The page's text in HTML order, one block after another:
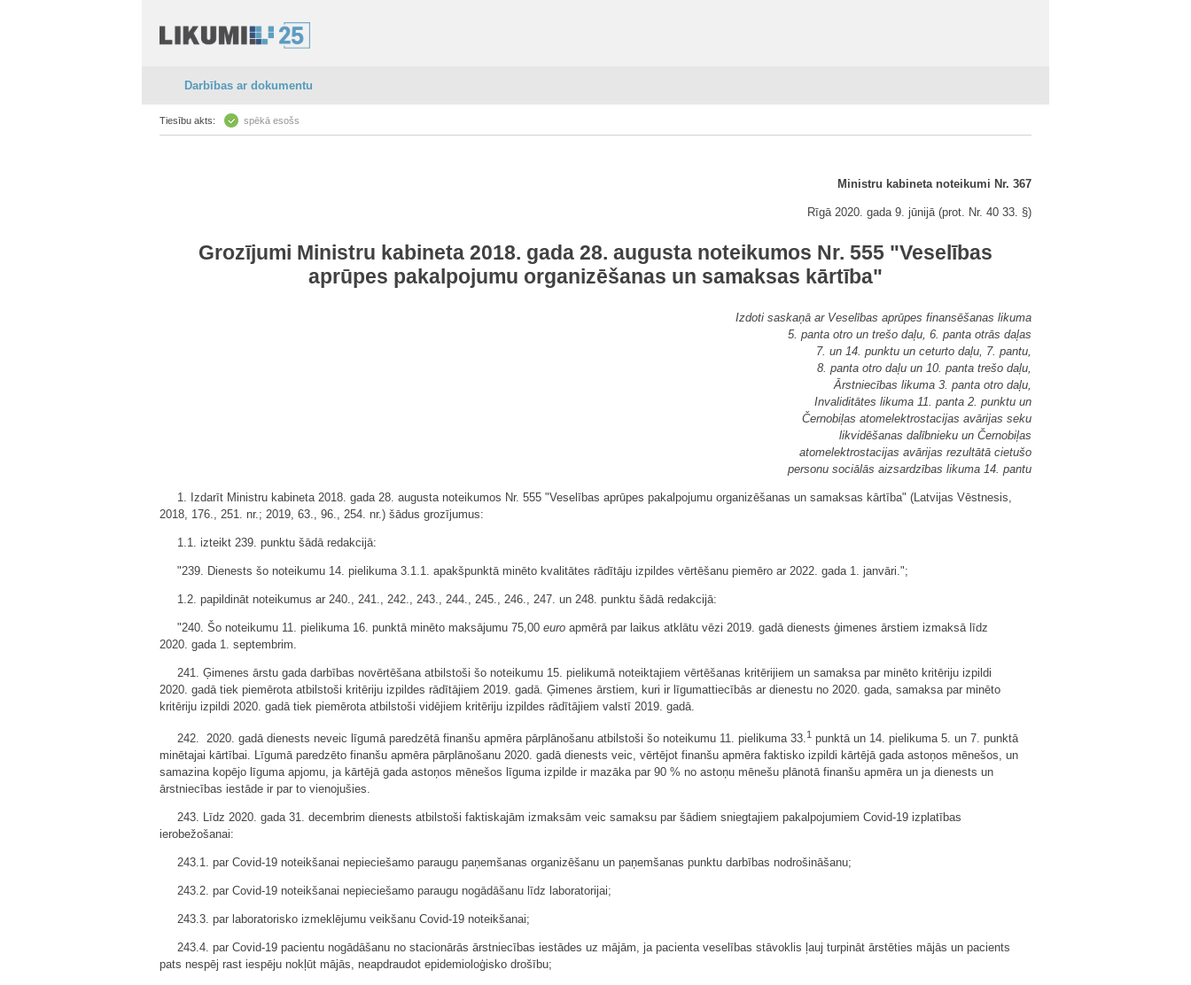
Darbības ar dokumentu
Tiesību akts: spēkā esošs
Ministru kabineta noteikumi Nr. 367
Rīgā 2020. gada 9. jūnijā (prot. Nr. 40 33. §)
Grozījumi Ministru kabineta 2018. gada 28. augusta noteikumos Nr. 555 "Veselības
aprūpes pakalpojumu organizēšanas un samaksas kārtība"
Izdoti saskaņā ar Veselības aprūpes finansēšanas likuma
5. panta otro un trešo daļu, 6. panta otrās daļas
7. un 14. punktu un ceturto daļu, 7. pantu,
8. panta otro daļu un 10. panta trešo daļu,
Ārstniecības likuma 3. panta otro daļu,
Invaliditātes likuma 11. panta 2. punktu un
Černobiļas atomelektrostacijas avārijas seku
likvidēšanas dalībnieku un Černobiļas
atomelektrostacijas avārijas rezultātā cietušo
personu sociālās aizsardzības likuma 14. pantu
1. Izdarīt Ministru kabineta 2018. gada 28. augusta noteikumos Nr. 555 "Veselības aprūpes pakalpojumu organizēšanas un samaksas kārtība" (Latvijas Vēstnesis,
2018, 176., 251. nr.; 2019, 63., 96., 254. nr.) šādus grozījumus:
1.1. izteikt 239. punktu šādā redakcijā:
"239. Dienests šo noteikumu 14. pielikuma 3.1.1. apakšpunktā minēto kvalitātes rādītāju izpildes vērtēšanu piemēro ar 2022. gada 1. janvāri.";
1.2. papildināt noteikumus ar 240., 241., 242., 243., 244., 245., 246., 247. un 248. punktu šādā redakcijā:
"240. Šo noteikumu 11. pielikuma 16. punktā minēto maksājumu 75,00 euro apmērā par laikus atklātu vēzi 2019. gadā dienests ģimenes ārstiem izmaksā līdz
2020. gada 1. septembrim.
241. Ģimenes ārstu gada darbības novērtēšana atbilstoši šo noteikumu 15. pielikumā noteiktajiem vērtēšanas kritērijiem un samaksa par minēto kritēriju izpildi
2020. gadā tiek piemērota atbilstoši kritēriju izpildes rādītājiem 2019. gadā. Ģimenes ārstiem, kuri ir līgumattiecībās ar dienestu no 2020. gada, samaksa par minēto
kritēriju izpildi 2020. gadā tiek piemērota atbilstoši vidējiem kritēriju izpildes rādītājiem valstī 2019. gadā.
242. 2020. gadā dienests neveic līgumā paredzētā finanšu apmēra pārplānošanu atbilstoši šo noteikumu 11. pielikuma 33.1 punktā un 14. pielikuma 5. un 7. punktā
minētajai kārtībai. Līgumā paredzēto finanšu apmēra pārplānošanu 2020. gadā dienests veic, vērtējot finanšu apmēra faktisko izpildi kārtējā gada astoņos mēnešos, un
samazina kopējo līguma apjomu, ja kārtējā gada astoņos mēnešos līguma izpilde ir mazāka par 90 % no astoņu mēnešu plānotā finanšu apmēra un ja dienests un
ārstniecības iestāde ir par to vienojušies.
243. Līdz 2020. gada 31. decembrim dienests atbilstoši faktiskajām izmaksām veic samaksu par šādiem sniegtajiem pakalpojumiem Covid-19 izplatības
ierobežošanai:
243.1. par Covid-19 noteikšanai nepieciešamo paraugu paņemšanas organizēšanu un paņemšanas punktu darbības nodrošināšanu;
243.2. par Covid-19 noteikšanai nepieciešamo paraugu nogādāšanu līdz laboratorijai;
243.3. par laboratorisko izmeklējumu veikšanu Covid-19 noteikšanai;
243.4. par Covid-19 pacientu nogādāšanu no stacionārās ārstniecības iestādes uz mājām, ja pacienta veselības stāvoklis ļauj turpināt ārstēties mājās un pacients
pats nespēj rast iespēju nokļūt mājās, neapdraudot epidemioloģisko drošību;